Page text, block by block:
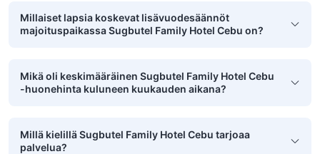
Millaiset lapsia koskevat lisävuodesäännöt
majoituspaikassa Sugbutel Family Hotel Cebu on?
Mikä oli keskimääräinen Sugbutel Family Hotel Cebu
-huonehinta kuluneen kuukauden aikana?
Millä kielillä Sugbutel Family Hotel Cebu tarjoaa
palvelua?